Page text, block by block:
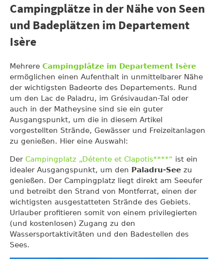
Campingplätze in der Nähe von Seen
und Badeplätzen im Departement
Isère
Mehrere Campingplätze im Departement Isère
ermöglichen einen Aufenthalt in unmittelbarer Nähe
der wichtigsten Badeorte des Departements. Rund
um den Lac de Paladru, im Grésivaudan-Tal oder
auch in der Matheysine sind sie ein guter
Ausgangspunkt, um die in diesem Artikel
vorgestellten Strände, Gewässer und Freizeitanlagen
zu genießen. Hier eine Auswahl:
Der Campingplatz „Détente et Clapotis****“ ist ein
idealer Ausgangspunkt, um den Paladru-See zu
genießen. Der Campingplatz liegt direkt am Seeufer
und betreibt den Strand von Montferrat, einen der
wichtigsten ausgestatteten Strände des Gebiets.
Urlauber profitieren somit von einem privilegierten
(und kostenlosen) Zugang zu den
Wassersportaktivitäten und den Badestellen des
Sees.